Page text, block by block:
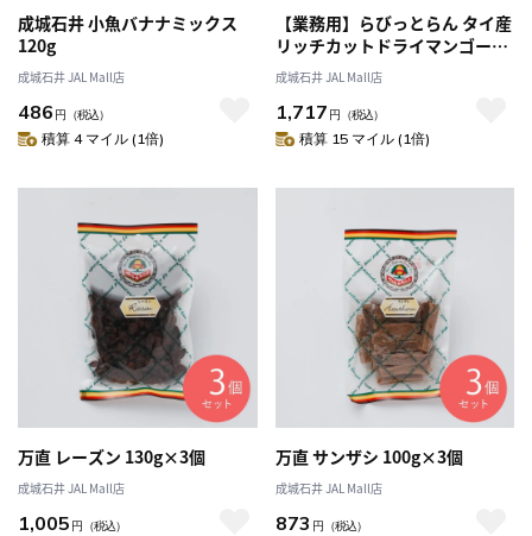
成城石井 小魚バナナミックス
120g
成城石井 JAL Mall店
486 円 （税込）
積算 4 マイル (1倍)
【業務用】らびっとらん タイ産
リッチカットドライマンゴー
500g | 業務用規格
成城石井 JAL Mall店
1,717 円 （税込）
積算 15 マイル (1倍)
万直 レーズン 130g×3個
成城石井 JAL Mall店
1,005 円 （税込）
万直 サンザシ 100g×3個
成城石井 JAL Mall店
873 円 （税込）